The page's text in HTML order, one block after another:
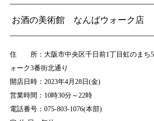
お酒の美術館 なんばウォーク店
住 所： 大阪市中央区千日前1丁目虹のま
ォーク3番街北通り
開店日時：2023年4月28日(金)
営業時間：10時30分～22時
電話番号：075-803-1076(本部)